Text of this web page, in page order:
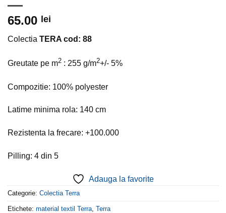
65.00 lei
Colectia TERA cod: 88
Greutate pe m2 : 255 g/m2+/- 5%
Compozitie: 100% polyester
Latime minima rola: 140 cm
Rezistenta la frecare: +100.000
Pilling: 4 din 5
Adauga la favorite
Categorie: Colectia Terra
Etichete: material textil Terra Terra